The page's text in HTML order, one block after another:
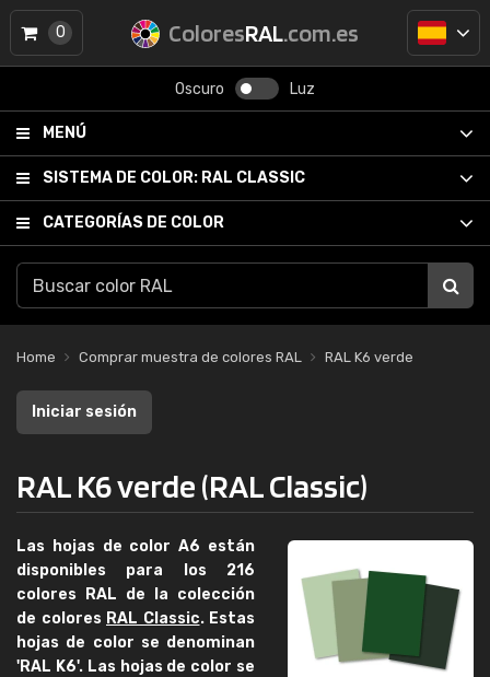
ColoresRAL.com.es
Oscuro Luz
MENÚ
SISTEMA DE COLOR: RAL CLASSIC
CATEGORÍAS DE COLOR
0
Home Comprar muestra de colores RAL RAL K6 verde
Iniciar sesión
RAL K6 verde (RAL Classic)
Las hojas de color A6 están
disponibles para los 216
colores RAL de la colección
de colores RAL Classic. Estas
hojas de color se denominan
'RAL K6'. Las hojas de color se